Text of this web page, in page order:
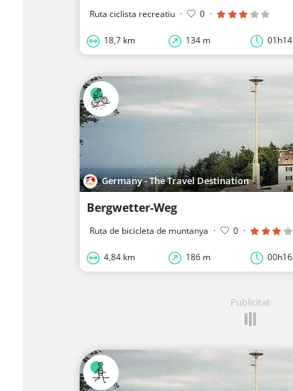
Ruta ciclista recreatiu · 0 ·
18,7 km 134 m 01h14
Germany - The Travel Destination
Bergwetter-Weg
Ruta de bicicleta de muntanya · 0 ·
4,84 km 186 m 00h16
Publicitat